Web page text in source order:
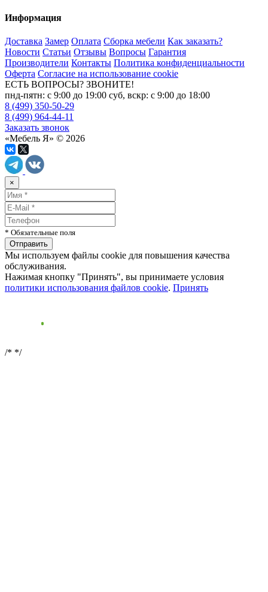
Информация
Доставка Замер Оплата Сборка мебели Как заказать?
Новости Статьи Отзывы Вопросы Гарантия
Производители Контакты Политика конфиденциальности
Оферта Согласие на использование cookie
ЕСТЬ ВОПРОСЫ? ЗВОНИТЕ!
пнд-пятн: с 9:00 до 19:00 суб, вскр: с 9:00 до 18:00
8 (499) 350-50-29
8 (499) 964-44-11
Заказать звонок
«Мебель Я» © 2026
×
* Обязательные поля
Мы используем файлы cookie для повышения качества
обслуживания.
Нажимая кнопку "Принять", вы принимаете условия
политики использования файлов cookie. Принять
/* */